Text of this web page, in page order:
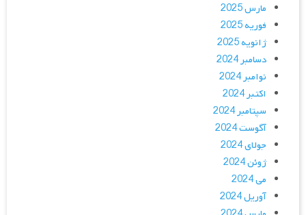
مارس 2025
فوریه 2025
ژانویه 2025
دسامبر 2024
نوامبر 2024
اکتبر 2024
سپتامبر 2024
آگوست 2024
جولای 2024
ژوئن 2024
می 2024
آوریل 2024